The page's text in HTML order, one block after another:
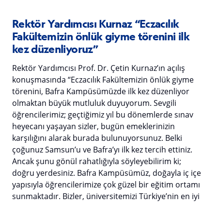
Rektör Yardımcısı Kurnaz “Eczacılık
Fakültemizin önlük giyme törenini ilk
kez düzenliyoruz”
Rektör Yardımcısı Prof. Dr. Çetin Kurnaz’ın açılış
konuşmasında “Eczacılık Fakültemizin önlük giyme
törenini, Bafra Kampüsümüzde ilk kez düzenliyor
olmaktan büyük mutluluk duyuyorum. Sevgili
öğrencilerimiz; geçtiğimiz yıl bu dönemlerde sınav
heyecanı yaşayan sizler, bugün emeklerinizin
karşılığını alarak burada bulunuyorsunuz. Belki
çoğunuz Samsun’u ve Bafra’yı ilk kez tercih ettiniz.
Ancak şunu gönül rahatlığıyla söyleyebilirim ki;
doğru yerdesiniz. Bafra Kampüsümüz, doğayla iç içe
yapısıyla öğrencilerimize çok güzel bir eğitim ortamı
sunmaktadır. Bizler, üniversitemizi Türkiye’nin en iyi